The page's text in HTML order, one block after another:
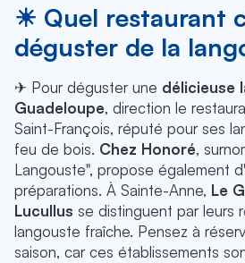
☀ Quel restaurant
déguster de la
✈ Pour déguster une délicieuse
Guadeloupe, direction le
Saint-François, réputé pour ses
feu de bois. Chez Honoré,
Langouste", propose également
préparations. À Sainte-Anne, Le
Lucullus se distinguent par leurs
langouste fraîche. Pensez à
saison, car ces établissements